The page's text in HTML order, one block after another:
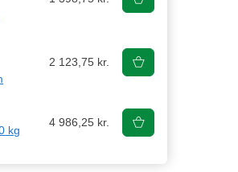
2 123,75 kr.
kg
4 986,25 kr.